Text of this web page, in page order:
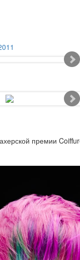
премии